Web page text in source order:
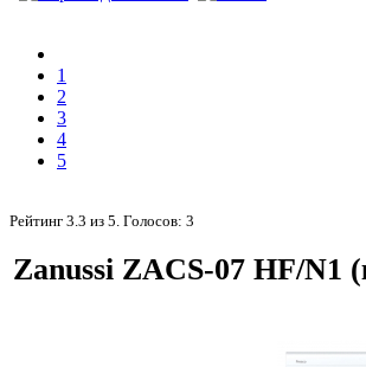
1
2
3
4
5
Рейтинг 3.3 из 5. Голосов: 3
Zanussi ZACS-07 HF/N1